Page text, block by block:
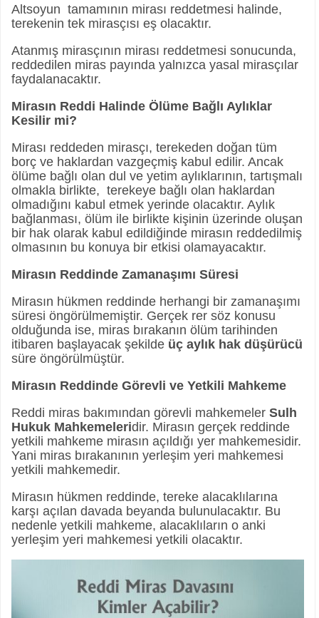
Altsoyun tamamının mirası reddetmesi halinde,
terekenin tek mirasçısı eş olacaktır.
Atanmış mirasçının mirası reddetmesi sonucunda,
reddedilen miras payında yalnızca yasal mirasçılar
faydalanacaktır.
Mirasın Reddi Halinde Ölüme Bağlı Aylıklar
Kesilir mi?
Mirası reddeden mirasçı, terekeden doğan tüm
borç ve haklardan vazgeçmiş kabul edilir. Ancak
ölüme bağlı olan dul ve yetim aylıklarının, tartışmalı
olmakla birlikte, terekeye bağlı olan haklardan
olmadığını kabul etmek yerinde olacaktır. Aylık
bağlanması, ölüm ile birlikte kişinin üzerinde oluşan
bir hak olarak kabul edildiğinde mirasın reddedilmiş
olmasının bu konuya bir etkisi olamayacaktır.
Mirasın Reddinde Zamanaşımı Süresi
Mirasın hükmen reddinde herhangi bir zamanaşımı
süresi öngörülmemiştir. Gerçek rer söz konusu
olduğunda ise, miras bırakanın ölüm tarihinden
itibaren başlayacak şekilde üç aylık hak düşürücü
süre öngörülmüştür.
Mirasın Reddinde Görevli ve Yetkili Mahkeme
Reddi miras bakımından görevli mahkemeler Sulh
Hukuk Mahkemeleridir. Mirasın gerçek reddinde
yetkili mahkeme mirasın açıldığı yer mahkemesidir.
Yani miras bırakanının yerleşim yeri mahkemesi
yetkili mahkemedir.
Mirasın hükmen reddinde, tereke alacaklılarına
karşı açılan davada beyanda bulunulacaktır. Bu
nedenle yetkili mahkeme, alacaklıların o anki
yerleşim yeri mahkemesi yetkili olacaktır.